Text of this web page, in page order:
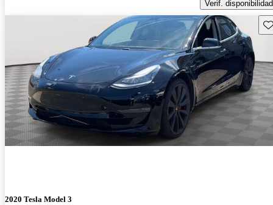
Verif. disponibilidad
2020 Tesla Model 3